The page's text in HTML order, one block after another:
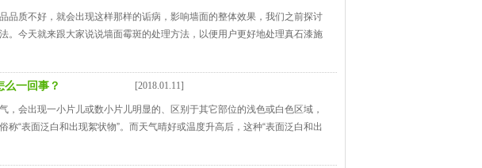
品质不好，就会出现这样那样的诟病，影响墙面的整体效果，我们之前探讨
。今天就来跟大家说说墙面霉斑的处理方法，以便用户更好地处理真石漆施
一回事？ [2018.01.11]
会出现一小片儿或数小片儿明显的、区别于其它部位的浅色或白色区域，
“表面泛白和出现絮状物”。而天气晴好或温度升高后，这种“表面泛白和出